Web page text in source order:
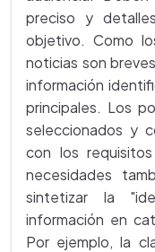
preciso y
objetivo. Como
noticias son
información
principales. Los
seleccionados y
con los
necesidades
sintetizar la
información en
Por ejemplo, la